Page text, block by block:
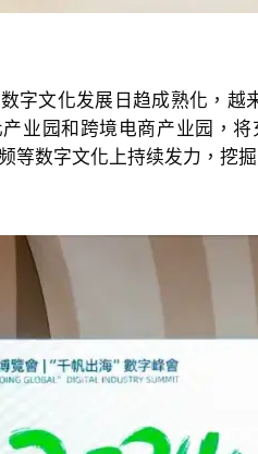
文化发展日趋成熟化，越
业园和跨境电商产业园，
等数字文化上持续发力，挖